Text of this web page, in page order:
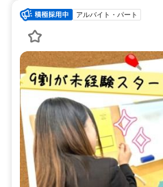
アルバイト・パート